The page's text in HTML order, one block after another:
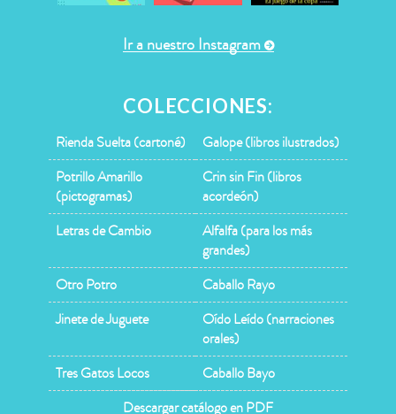
Ir a nuestro Instagram
COLECCIONES:
Rienda Suelta (cartoné)
Galope (libros ilustrados)
Potrillo Amarillo
(pictogramas)
Crin sin Fin (libros
acordeón)
Letras de Cambio
Alfalfa (para los más
grandes)
Otro Potro
Caballo Rayo
Jinete de Juguete
Oído Leído (narraciones
orales)
Tres Gatos Locos
Caballo Bayo
Descargar catálogo en PDF